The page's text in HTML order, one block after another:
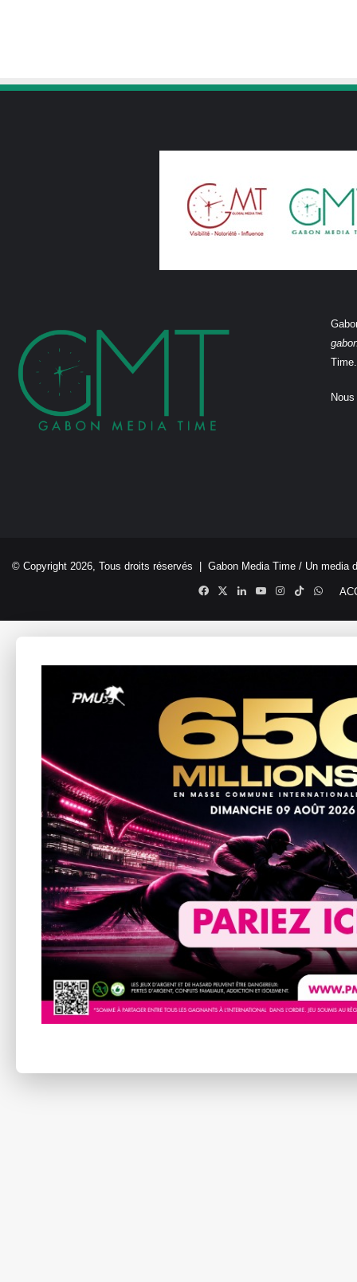
Time.
© Copyright 2026, Tous droits réservés | Gabon Media Time / Un media
Facebook
X LinkedinYouTubeInstagram
TikTok